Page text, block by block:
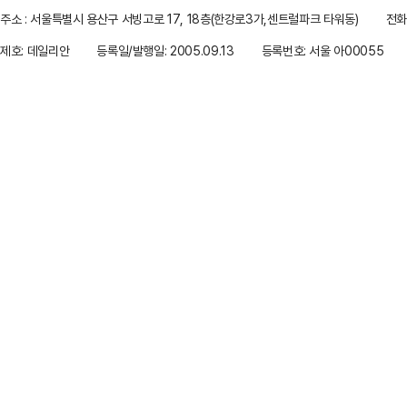
주소 : 서울특별시 용산구 서빙고로 17, 18층(한강로3가,센트럴파크 타워동)
전
제호: 데일리안
등록일/발행일: 2005.09.13 등록번호: 서울 아00055